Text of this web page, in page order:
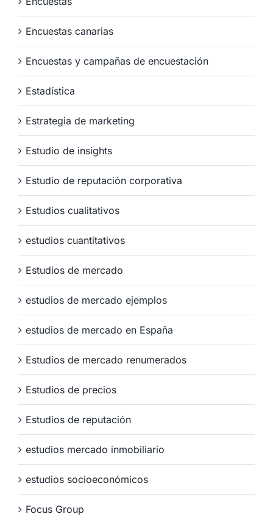
Encuestas canarias
Encuestas y campañas de encuestación
Estadística
Estrategia de marketing
Estudio de insights
Estudio de reputación corporativa
Estudios cualitativos
estudios cuantitativos
Estudios de mercado
estudios de mercado ejemplos
estudios de mercado en España
Estudios de mercado renumerados
Estudios de precios
Estudios de reputación
estudios mercado inmobiliario
estudios socioeconómicos
Focus Group